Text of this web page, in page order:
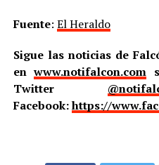
Fuente: El Heraldo
Sigue las noticias de
enwww.notifalcon.com
Twitter
Facebook:https://